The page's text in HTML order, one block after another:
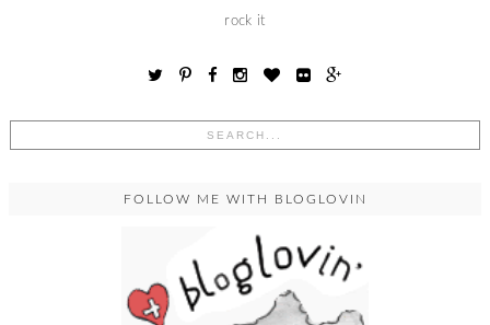
rock it
FOLLOW ME WITH BLOGLOVIN